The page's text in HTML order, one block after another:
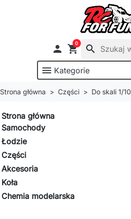
 shopping_cart
0
search
menu Kategorie
Strona główna Części Do skali 1/10
Strona główna
Samochody
Łodzie
Części
Akcesoria
Koła
Chemia modelarska